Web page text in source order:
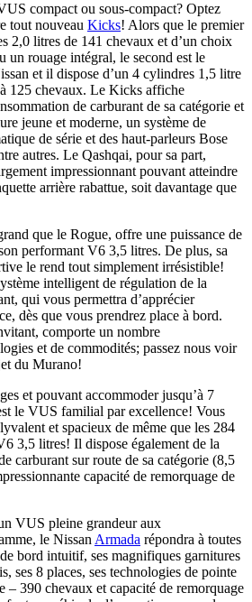
compact ou sous-compact? Optez
tout nouveau Kicks! Alors que le premier
2,0 litres de 141 chevaux et d’un choix
un rouage intégral, le second est le
et il dispose d’un 4 cylindres 1,5 litre
125 chevaux. Le Kicks affiche
de carburant de sa catégorie et
jeune et moderne, un système de
de série et des haut-parleurs Bose
autres. Le Qashqai, pour sa part,
impressionnant pouvant atteindre
arrière rabattue, soit davantage que
que le Rogue, offre une puissance de
performant V6 3,5 litres. De plus, sa
le rend tout simplement irrésistible!
intelligent de régulation de la
qui vous permettra d’apprécier
dès que vous prendrez place à bord.
comporte un nombre
et de commodités; passez nous voir
du Murano!
et pouvant accommoder jusqu’à 7
le VUS familial par excellence! Vous
et spacieux de même que les 284
3,5 litres! Il dispose également de la
carburant sur route de sa catégorie (8,5
capacité de remorquage de
VUS pleine grandeur aux
le NissanArmada répondra à toutes
bord intuitif, ses magnifiques garnitures
ses 8 places, ses technologies de pointe
– 390 chevaux et capacité de remorquage